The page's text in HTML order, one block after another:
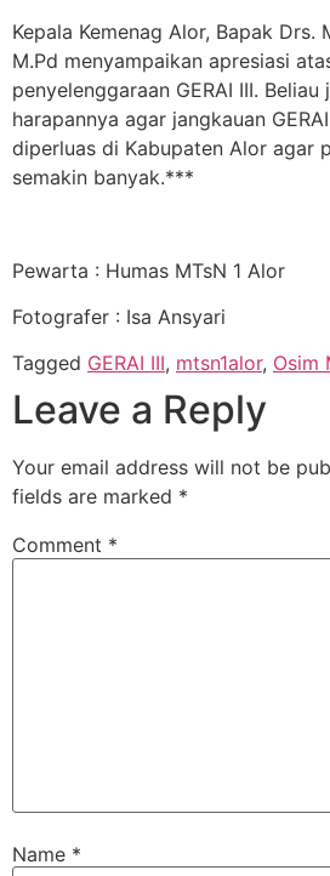
Kepala Kemenag Alor, Bapak Drs.
M.Pd menyampaikan apresiasi
penyelenggaraan GERAI III.
harapannya agar jangkauan
diperluas di Kabupaten Alor agar
semakin banyak.***
Pewarta : Humas MTsN 1 Alor
Fotografer : Isa Ansyari
Tagged GERAI III, mtsn1alor, Osim
Leave a Reply
Your email address will not be
fields are marked *
Comment *
Name *